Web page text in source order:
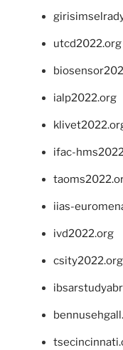
utcd2022.org
ialp2022.org
ifac-
iias-
ivd2022.org
csity2022.org